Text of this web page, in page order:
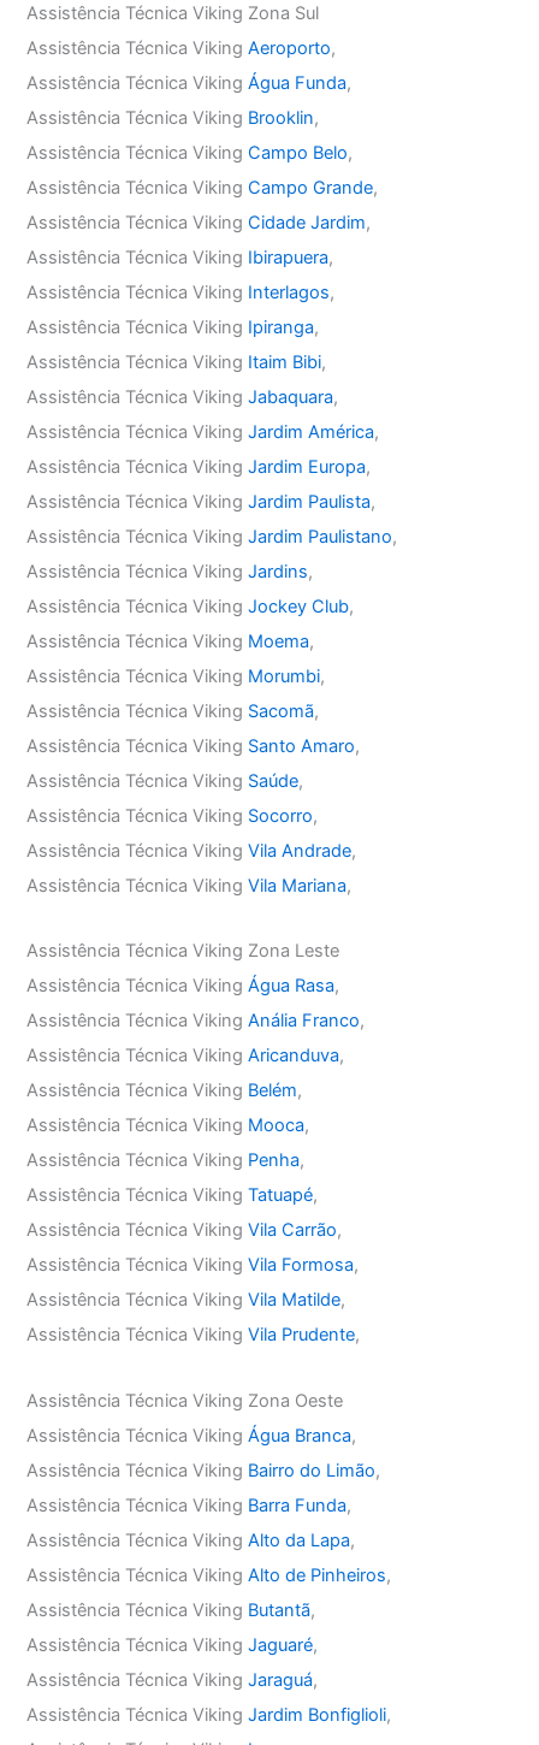
Assistência Técnica Viking Zona Sul
Assistência Técnica VikingAeroporto,
Assistência Técnica VikingÁgua Funda,
Assistência Técnica Viking Brooklin,
Assistência Técnica VikingCampo Belo,
Assistência Técnica VikingCampo Grande,
Assistência Técnica VikingCidade Jardim,
Assistência Técnica Viking Ibirapuera,
Assistência Técnica Viking Interlagos,
Assistência Técnica Viking Ipiranga,
Assistência Técnica Viking Itaim Bibi,
Assistência Técnica VikingJabaquara,
Assistência Técnica VikingJardim América,
Assistência Técnica VikingJardim Europa,
Assistência Técnica VikingJardim Paulista,
Assistência Técnica VikingJardim Paulistano,
Assistência Técnica VikingJardins,
Assistência Técnica VikingJockey Club,
Assistência Técnica Viking Moema,
Assistência Técnica Viking Morumbi,
Assistência Técnica Viking Sacomã,
Assistência Técnica Viking Santo Amaro,
Assistência Técnica Viking Saúde,
Assistência Técnica Viking Socorro,
Assistência Técnica VikingVila Andrade,
Assistência Técnica VikingVila Mariana,
Assistência Técnica Viking Zona Leste
Assistência Técnica VikingÁgua Rasa,
Assistência Técnica VikingAnália Franco,
Assistência Técnica VikingAricanduva,
Assistência Técnica Viking Belém,
Assistência Técnica Viking Mooca,
Assistência Técnica Viking Penha,
Assistência Técnica VikingTatuapé,
Assistência Técnica VikingVila Carrão,
Assistência Técnica VikingVila Formosa,
Assistência Técnica VikingVila Matilde,
Assistência Técnica VikingVila Prudente,
Assistência Técnica Viking Zona Oeste
Assistência Técnica VikingÁgua Branca,
Assistência Técnica Viking Bairro do Limão,
Assistência Técnica Viking Barra Funda,
Assistência Técnica VikingAlto da Lapa,
Assistência Técnica VikingAlto de Pinheiros,
Assistência Técnica Viking Butantã,
Assistência Técnica VikingJaguaré,
Assistência Técnica VikingJaraguá,
Assistência Técnica VikingJardim Bonfiglioli,